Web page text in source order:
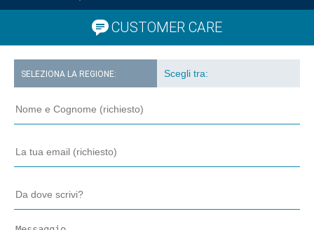
CUSTOMER CARE
SELEZIONA LA REGIONE: